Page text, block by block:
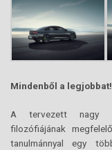
Mindenből a legjobbat!
A tervezett nagy
filozófiájának
tanulmánnyal egy